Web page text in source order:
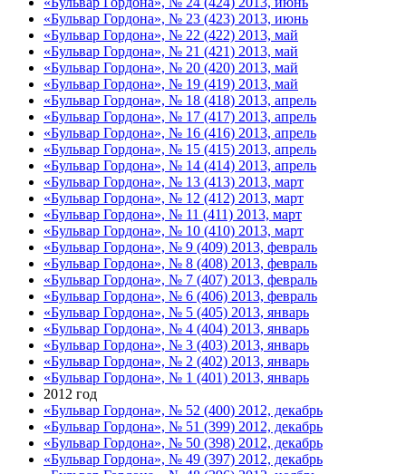
«Бульвар Гордона», № 23 (423) 2013, июнь
«Бульвар Гордона», № 22 (422) 2013, май
«Бульвар Гордона», № 21 (421) 2013, май
«Бульвар Гордона», № 20 (420) 2013, май
«Бульвар Гордона», № 19 (419) 2013, май
«Бульвар Гордона», № 18 (418) 2013, апрель
«Бульвар Гордона», № 17 (417) 2013, апрель
«Бульвар Гордона», № 16 (416) 2013, апрель
«Бульвар Гордона», № 15 (415) 2013, апрель
«Бульвар Гордона», № 14 (414) 2013, апрель
«Бульвар Гордона», № 13 (413) 2013, март
«Бульвар Гордона», № 12 (412) 2013, март
«Бульвар Гордона», № 11 (411) 2013, март
«Бульвар Гордона», № 10 (410) 2013, март
«Бульвар Гордона», № 9 (409) 2013, февраль
«Бульвар Гордона», № 8 (408) 2013, февраль
«Бульвар Гордона», № 7 (407) 2013, февраль
«Бульвар Гордона», № 6 (406) 2013, февраль
«Бульвар Гордона», № 5 (405) 2013, январь
«Бульвар Гордона», № 4 (404) 2013, январь
«Бульвар Гордона», № 3 (403) 2013, январь
«Бульвар Гордона», № 2 (402) 2013, январь
«Бульвар Гордона», № 1 (401) 2013, январь
2012 год
«Бульвар Гордона», № 52 (400) 2012, декабрь
«Бульвар Гордона», № 51 (399) 2012, декабрь
«Бульвар Гордона», № 50 (398) 2012, декабрь
«Бульвар Гордона», № 49 (397) 2012, декабрь